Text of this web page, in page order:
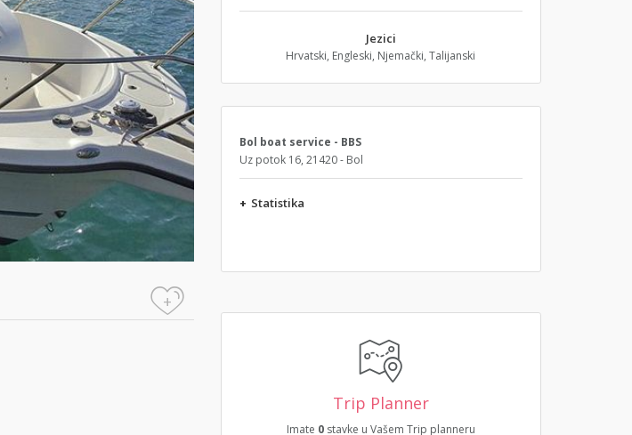
+
Jezici
Hrvatski, Engleski, Njemački, Talijanski
Bol boat service - BBS
Uz potok 16, 21420 - Bol
+ Statistika
Trip Planner
Imate 0stavke u Vašem Trip planneru